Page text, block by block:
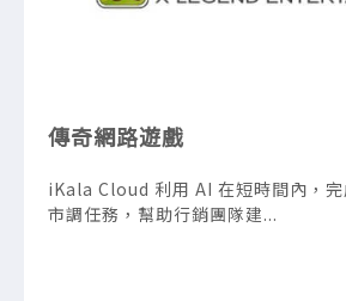
傳奇網路遊戲
iKala Cloud 利用 AI 在短時間內，
市調任務，幫助行銷團隊建...